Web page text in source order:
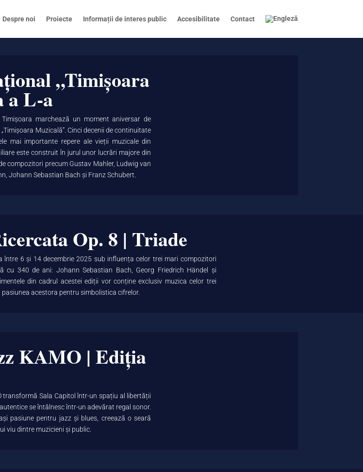
Despre noi Proiecte Informații de interes public Accesibilitate Contact
„Timișoara
a L-a
marchează un moment aniversar de
Muzicală”. Cinci decenii de continuitate
mai importante repere ale vieții muzicale din
este construit în jurul unor lucrări majore din
compozitori precum Gustav Mahler, Ludwig van
Johann Sebastian Bach și Franz Schubert.
Op. 8 | Triade
între 6 și 14 decembrie 2025 sub influența celor trei mari compozitori
cu 340 de ani: Johann Sebastian Bach, Georg Friedrich Händel și
din cadrul acestei ediții vor conține exclusiv muzica celor trei
acestora pentru simbolistica cifrelor.
KAMO | Ediția
transformă Sala Capitol într-un spațiu al libertății
se întâlnesc într-un adevărat regal sonor.
pasiune pentru jazz și blues, creează o seară
viu dintre muzicieni și public.